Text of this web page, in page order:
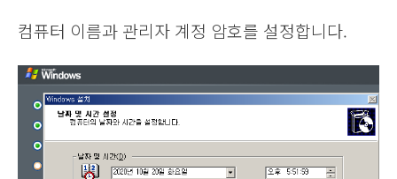
컴퓨터 이름과 관리자 계정 암호를 설정합니다.